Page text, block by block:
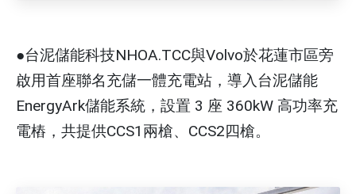
●台泥儲能科技NHOA.TCC與Volvo於花蓮市區旁
啟用首座聯名充儲一體充電站，導入台泥儲能
EnergyArk儲能系統，設置 3 座 360kW 高功率充
電樁，共提供CCS1兩槍、CCS2四槍。